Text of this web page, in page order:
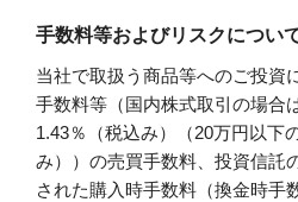
手数料等およびリスクについ
当社で取扱う商品等へのご投資
手数料等（国内株式取引の場合
1.43％（税込み）（20万円以下
み））の売買手数料、投資信託
された購入時手数料（換金時手